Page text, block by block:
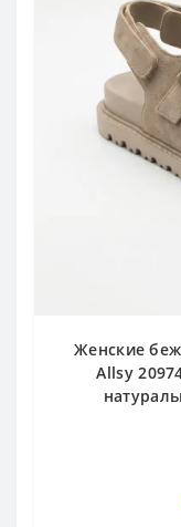
Женские
Allsy